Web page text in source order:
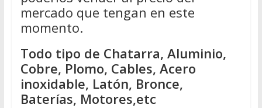
mercado que tengan en este
momento.
Todo tipo de Chatarra, Aluminio,
Cobre, Plomo, Cables, Acero
inoxidable, Latón, Bronce,
Baterías, Motores,etc